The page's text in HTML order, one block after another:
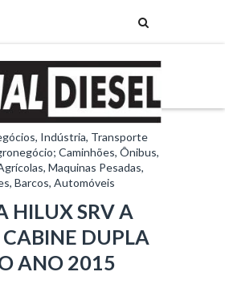
Indústria, Transporte
Caminhões, Ônibus,
Maquinas Pesadas,
Barcos, Automóveis
HILUX SRV A
DUPLA
ANO 2015